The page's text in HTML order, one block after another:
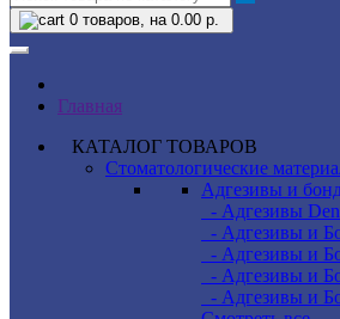
0 товаров, на 0.00 р.
Главная
КАТАЛОГ ТОВАРОВ
Стоматологические
Адгезивы и
- Адгезивы
- Адгезивы и
- Адгезивы и
- Адгезивы и
- Адгезивы и